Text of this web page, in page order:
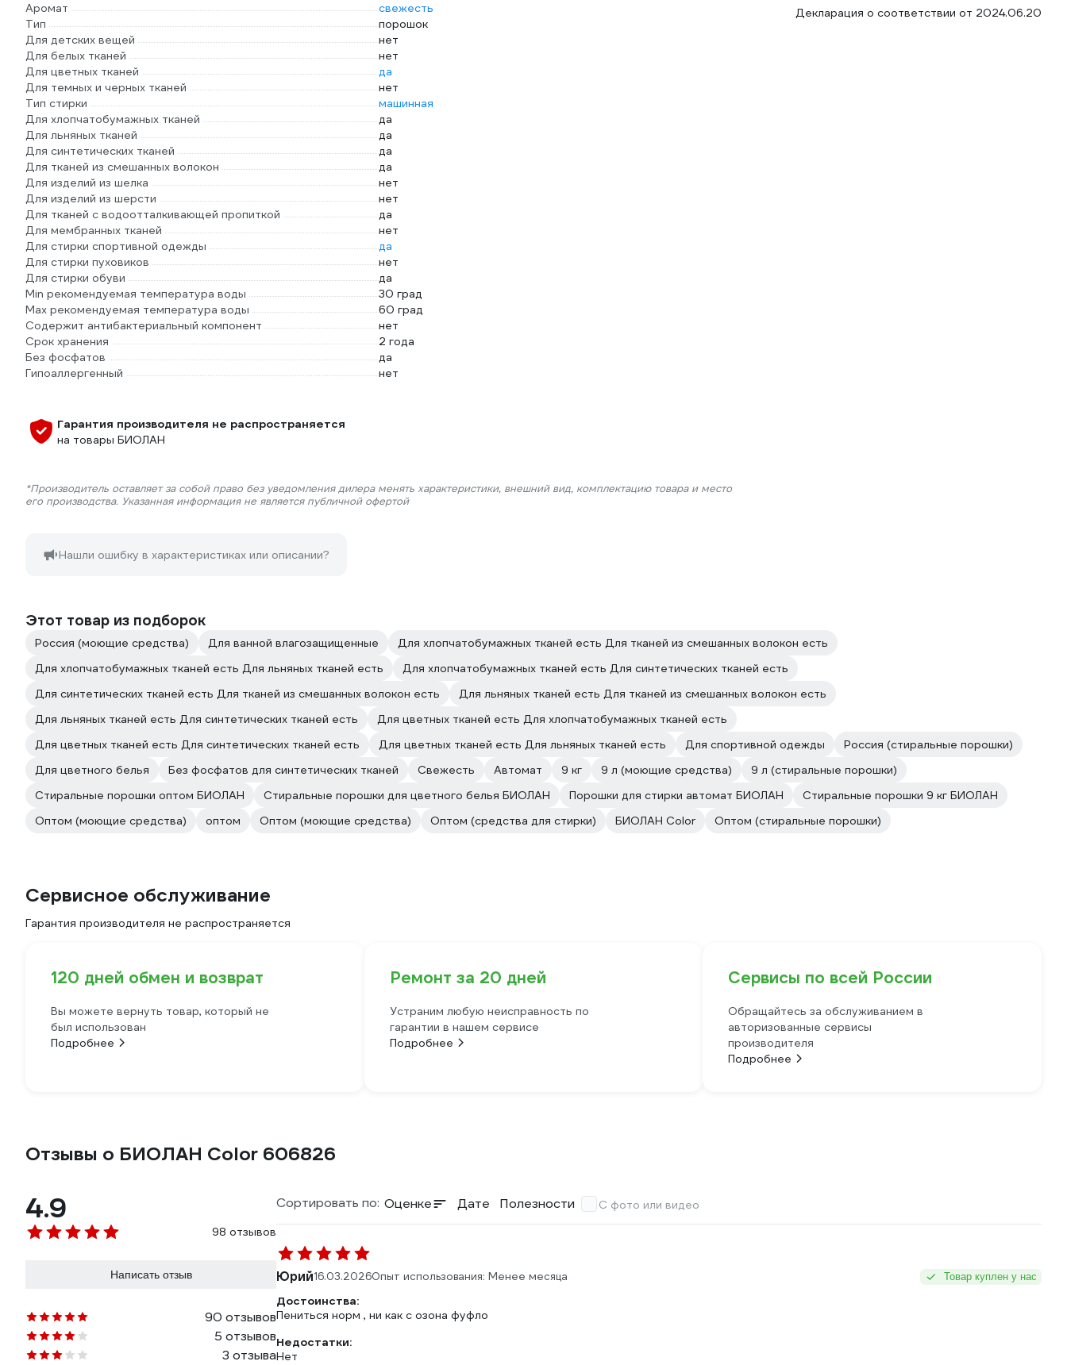
Аромат
свежесть
Тип
порошок
Для детских вещей
нет
Для белых тканей
нет
Для цветных тканей
да
Для темных и черных тканей
нет
Тип стирки
машинная
Для хлопчатобумажных тканей
да
Для льняных тканей
да
Для синтетических тканей
да
Для тканей из смешанных волокон
да
Для изделий из шелка
нет
Для изделий из шерсти
нет
Для тканей с водоотталкивающей пропиткой
да
Для мембранных тканей
нет
Для стирки спортивной одежды
да
Для стирки пуховиков
нет
Для стирки обуви
да
Min рекомендуемая температура воды
30 град
Мах рекомендуемая температура воды
60 град
Содержит антибактериальный компонент
нет
Срок хранения
2 года
Без фосфатов
да
Гипоаллергенный
нет
Гарантия производителя не распространяется
на товары БИОЛАН
*Производитель оставляет за собой право без уведомления дилера менять характеристики, внешний вид, комплектацию товара и место
его производства. Указанная информация не является публичной офертой
Нашли ошибку в характеристиках или описании?
Декларация о соответствии от 2024.06.20
Этот товар из подборок
Россия (моющие средства) Для ванной влагозащищенные
Для хлопчатобумажных тканей есть Для тканей из смешанных волокон есть
Для хлопчатобумажных тканей есть Для льняных тканей есть
Для хлопчатобумажных тканей есть Для синтетических тканей есть
Для синтетических тканей есть Для тканей из смешанных волокон есть
Для льняных тканей есть Для тканей из смешанных волокон есть
Для льняных тканей есть Для синтетических тканей есть
Для цветных тканей есть Для хлопчатобумажных тканей есть
Для цветных тканей есть Для синтетических тканей есть
Для цветных тканей есть Для льняных тканей есть Для спортивной одежды
Россия (стиральные порошки)
Для цветного белья
Без фосфатов для синтетических тканей Свежесть Автомат 9 кг 9 л (моющие средства)
9 л (стиральные порошки)
Стиральные порошки оптом БИОЛАН
Стиральные порошки для цветного белья БИОЛАН Порошки для стирки автомат БИОЛАН
Стиральные порошки 9 кг БИОЛАН
Оптом (моющие средства)
оптом Оптом (моющие средства) Оптом (средства для стирки) БИОЛАН Color Оптом (стиральные порошки)
Сервисное обслуживание
Гарантия производителя не распространяется
120 дней обмен и возврат
Вы можете вернуть товар, который не
был использован
Подробнее
Ремонт за 20 дней
Устраним любую неисправность по
гарантии в нашем сервисе
Подробнее
Сервисы по всей России
Обращайтесь за обслуживанием в
авторизованные сервисы
производителя
Подробнее
Отзывы о БИОЛАН Color 606826
4.9
98 отзывов
Написать отзыв
90 отзывов
5 отзывов
3 отзыва
Сортировать по: Оценке Дате Полезности С фото или видео
Юрий16.03.2026Опыт использования: Менее месяца Товар куплен у нас
Достоинства:
Пениться норм , ни как с озона фуфло
Недостатки:
Нет